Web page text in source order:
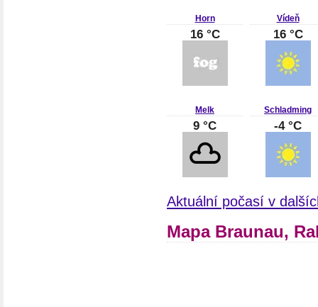
Horn
16 °C
Vídeň
16 °C
Melk
9 °C
Schladming
-4 °C
Aktuální počasí v
Mapa Braunau,